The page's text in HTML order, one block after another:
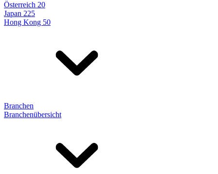
Österreich 20
Japan 225
Hong Kong 50
Branchen
Branchenübersicht